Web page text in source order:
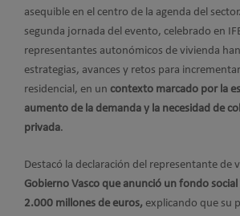
asequible en el centro de la agenda del
segunda jornada del evento, celebrado en
representantes autonómicos de vivienda
estrategias, avances y retos para
residencial, en un contexto marcado por la
aumento de la demanda y la necesidad de
privada.
Destacó la declaración del representante de
Gobierno Vasco que anunció un fondo
2.000 millones de euros, explicando que su